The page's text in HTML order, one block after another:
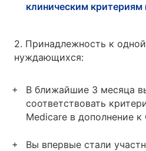
клиническим критериям
2. Принадлежность к
нуждающихся:
В ближайшие 3 месяца
соответствовать
Medicare в дополнение к
Вы впервые стали